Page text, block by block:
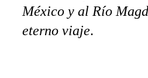
México y al Río
eterno viaje.